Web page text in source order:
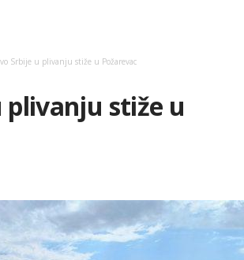
Srbije u plivanju stiže u Požarevac
plivanju stiže u